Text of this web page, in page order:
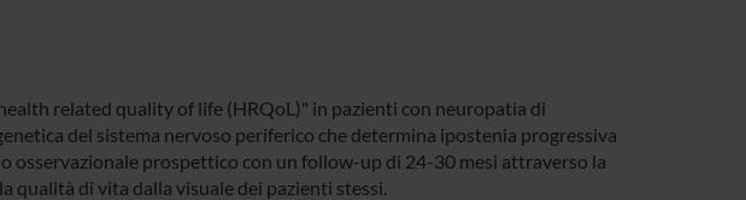
related quality of life (HRQoL)" in pazienti con neuropatia di
del sistema nervoso periferico che determina ipostenia progressiva
osservazionale prospettico con un follow-up di 24-30 mesi attraverso la
qualità di vita dalla visuale dei pazienti stessi.